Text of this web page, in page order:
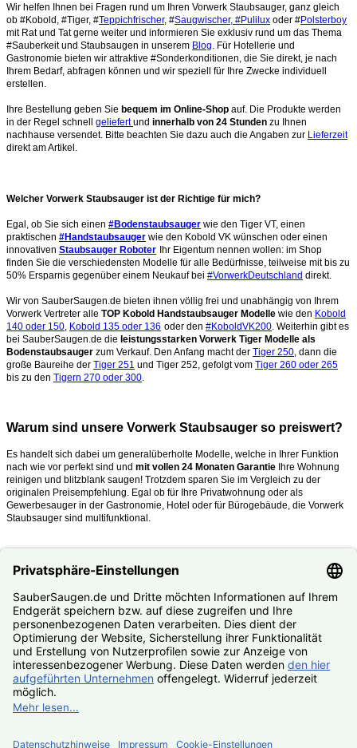
Wir helfen Ihnen bei Fragen rund um Ihren Vorwerk Staubsauger, ganz gleich
ob #Kobold, #Tiger, #Teppichfrischer, #Saugwischer, #Pulilux oder #Polsterboy
mit Rat und Tat gerne weiter und informieren Sie exklusiv rund um das Thema
#Sauberkeit und Staubsaugen in unserem Blog . Für Hotellerie und
Gastronomie bieten wir attraktive #Sonderkonditionen, die Sie direkt, je nach
Ihrem Bedarf, abfragen können und wir speziell für Ihre Zwecke individuell
erstellen.
Ihre Bestellung geben Sie bequem im Online-Shop auf. Die Produkte werden
in der Regel schnell geliefertund innerhalb von 24 Stunden zu Ihnen
nachhause versendet. Bitte beachten Sie dazu auch die Angaben zur Lieferzeit
direkt am Artikel.
Welcher Vorwerk Staubsauger ist der Richtige für mich?
Egal, ob Sie sich einen #Bodenstaubsauger wie den Tiger VT, einen
praktischen #Handstaubsauger wie den Kobold VK wünschen oder einen
innovativen Staubsauger Roboter Ihr Eigentum nennen wollen: im Shop
finden Sie die verschiedensten Modelle für alle Bedürfnisse, teilweise mit bis zu
50% Ersparnis gegenüber einem Neukauf bei #VorwerkDeutschland direkt.
Wir von SauberSaugen.de bieten ihnen völlig frei und unabhängig von Ihrem
Vorwerk Vertreter alle TOP Kobold Handstaubsauger Modelle wie den Kobold
140 oder 150 Kobold 135 oder 136 oder den #KoboldVK200 . Weiterhin gibt es
bei SauberSaugen.de die leistungsstarken Vorwerk Tiger Modelle als
Bodenstaubsauger zum Verkauf. Den Anfang macht der Tiger 250 , dann die
große Baureihe der Tiger 251 und Tiger 252, gefolgt vom Tiger 260 oder 265
bis zu den Tigern 270 oder 300
Warum sind unsere Vorwerk Staubsauger so preiswert?
Es handelt sich dabei um generalüberholte Modelle, welche in Ihrer Funktion
nach wie vor perfekt sind und mit vollen 24 Monaten Garantie Ihre Wohnung
reinigen und blitzblank saugen! Trotzdem sparen Sie im Vergleich zu der
originalen Preisempfehlung. Egal ob für Ihre Privatwohnung oder als
Gewerbesauger in der Gastronomie, Hotel oder für Bürogebäude, die Vorwerk
Staubsauger sind multifunktional.
Was mache ich, wenn mein Kobold oder Tiger kaputt ist?
Nutzen Sie unseren#Reparaturservice. Fast alle Vorwerk Staubsauger
reparieren wir Ihnen zum #Festpreis.
© SauberSaugen.de – Ihr Spezialist für Zubehör und Ersatzteile
passend für Vorwerk Staubsauger
*gilt für Lieferungen innerhalb Deutschlands, Lieferzeiten ins
Ausland siehe
Zahlungseingang von Montag – Freitag, sofern Artikel lieferbar